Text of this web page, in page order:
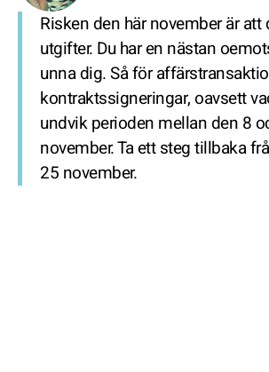
Risken den här november är att
utgifter. Du har en nästan
unna dig. Så för
kontraktssigneringar, oavsett
undvik perioden mellan den 8
november. Ta ett steg tillbaka
25 november.